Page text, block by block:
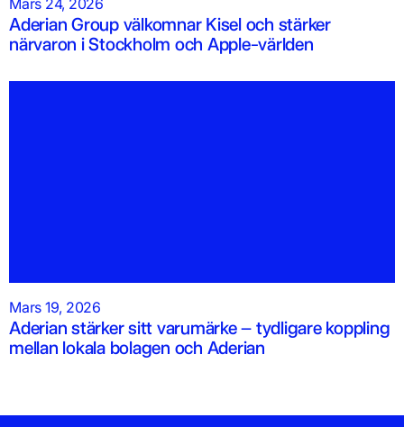
Aderian Group välkomnar Kisel och stärker
närvaron i Stockholm och Apple-världen
Mars 19, 2026
Aderian stärker sitt varumärke – tydligare koppling
mellan lokala bolagen och Aderian